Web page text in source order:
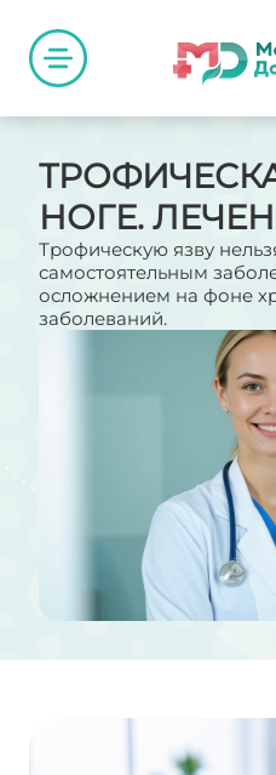
НОГЕ.
Трофическую язву
самостоятельным
осложнением на фоне
заболеваний.